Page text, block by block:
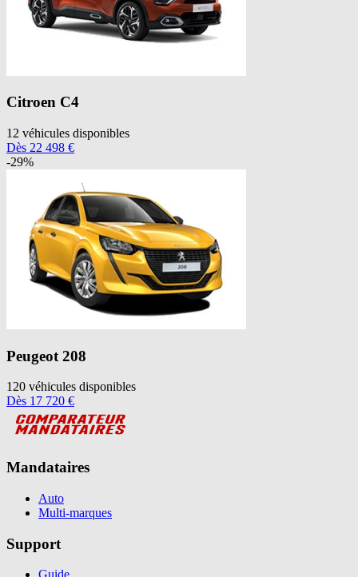
Citroen C4
12 véhicules disponibles
Dès 22 498 €
-29%
Peugeot 208
120 véhicules disponibles
Dès 17 720 €
Mandataires
Auto
Multi-marques
Support